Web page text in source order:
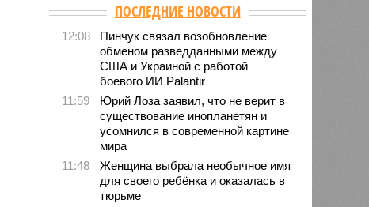
ПОСЛЕДНИЕ НОВОСТИ
12:08
Пинчук связал возобновление
обменом разведданными между
США и Украиной с работой
боевого ИИ Palantir
11:59
Юрий Лоза заявил, что не верит в
существование инопланетян и
усомнился в современной картине
мира
11:48
Женщина выбрала необычное имя
для своего ребёнка и оказалась в
тюрьме